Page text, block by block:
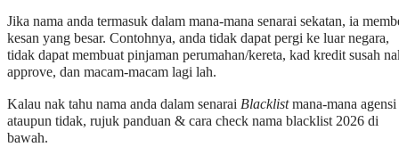
Jika nama anda termasuk dalam mana-mana senarai sekatan, ia
kesan yang besar. Contohnya, anda tidak dapat pergi ke luar negara,
tidak dapat membuat pinjaman perumahan/kereta, kad kredit susah
approve, dan macam-macam lagi lah.
Kalau nak tahu nama anda dalam senarai Blacklistmana-mana agensi
ataupun tidak, rujuk panduan & cara check nama blacklist 2026 di
bawah.